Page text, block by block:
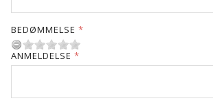
BEDØMMELSE
ANMELDELSE